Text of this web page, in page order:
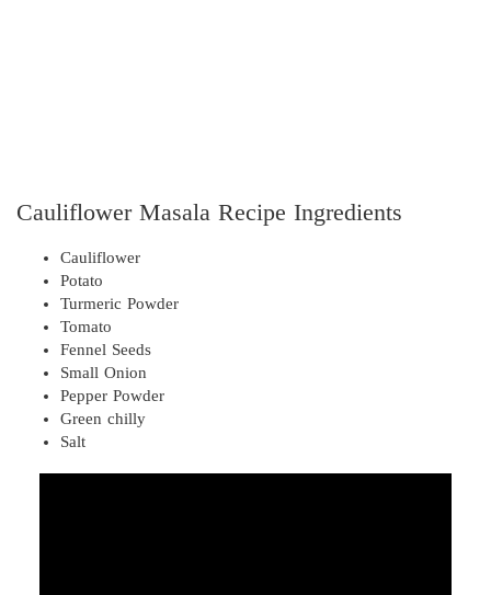
Cauliflower Masala Recipe Ingredients
Cauliflower
Potato
Turmeric Powder
Tomato
Fennel Seeds
Small Onion
Pepper Powder
Green chilly
Salt